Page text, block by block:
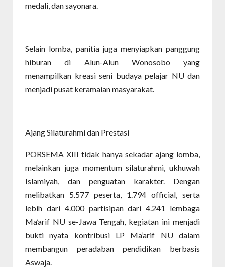
medali, dan sayonara.
Selain lomba, panitia juga menyiapkan panggung
hiburan di Alun-Alun Wonosobo yang
menampilkan kreasi seni budaya pelajar NU dan
menjadi pusat keramaian masyarakat.
Ajang Silaturahmi dan Prestasi
PORSEMA XIII tidak hanya sekadar ajang lomba,
melainkan juga momentum silaturahmi, ukhuwah
Islamiyah, dan penguatan karakter. Dengan
melibatkan 5.577 peserta, 1.794 official, serta
lebih dari 4.000 partisipan dari 4.241 lembaga
Ma’arif NU se-Jawa Tengah, kegiatan ini menjadi
bukti nyata kontribusi LP Ma’arif NU dalam
membangun peradaban pendidikan berbasis
Aswaja.